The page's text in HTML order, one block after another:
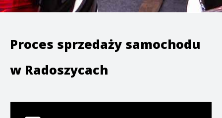
Proces sprzedaży samochodu
w Radoszycach